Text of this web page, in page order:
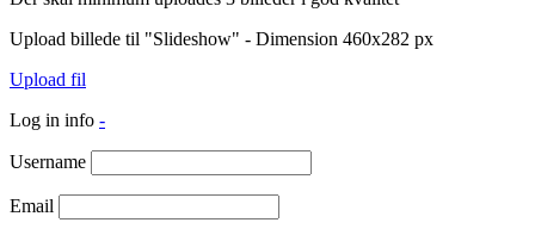
Upload billede til "Slideshow" - Dimension 460x282 px
Upload fil
Log in info -
Username
Email